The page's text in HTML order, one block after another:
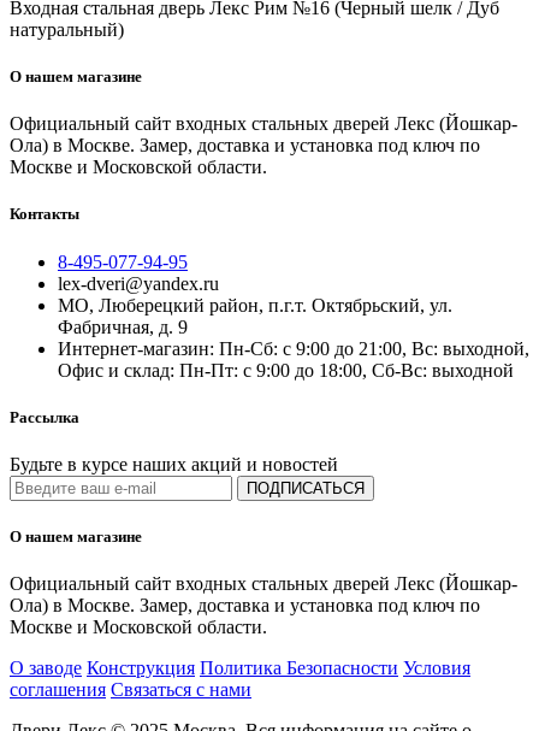
Входная стальная дверь Лекс Рим №16 (Черный шелк / Дуб
натуральный)
О нашем магазине
Официальный сайт входных стальных дверей Лекс (Йошкар-
Ола) в Москве. Замер, доставка и установка под ключ по
Москве и Московской области.
Контакты
8-495-077-94-95
lex-dveri@yandex.ru
МО, Люберецкий район, п.г.т. Октябрьский, ул.
Фабричная, д. 9
Интернет-магазин: Пн-Сб: с 9:00 до 21:00, Вс: выходной,
Офис и склад: Пн-Пт: с 9:00 до 18:00, Сб-Вс: выходной
Рассылка
Будьте в курсе наших акций и новостей
ПОДПИСАТЬСЯ
О нашем магазине
Официальный сайт входных стальных дверей Лекс (Йошкар-
Ола) в Москве. Замер, доставка и установка под ключ по
Москве и Московской области.
О заводе Конструкция Политика Безопасности Условия
соглашения Связаться с нами